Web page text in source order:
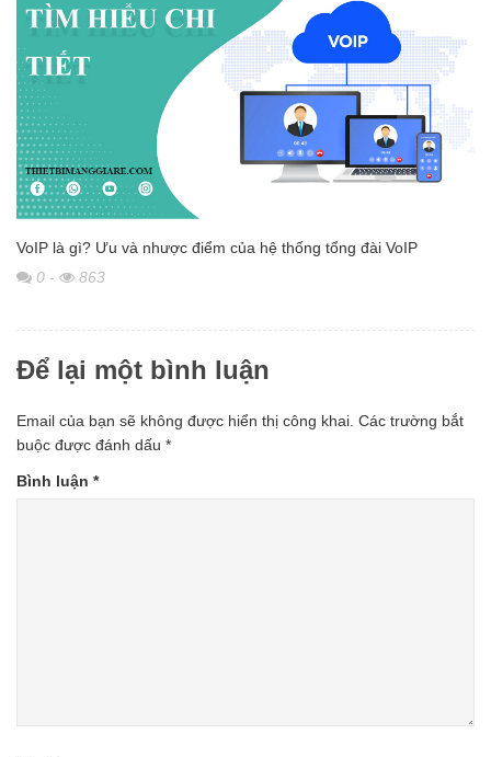
VoIP là gì? Ưu và nhược điểm của hệ thống tổng đài VoIP
0 - 863
Để lại một bình luận
Email của bạn sẽ không được hiển thị công khai. Các trường bắt
buộc được đánh dấu *
Bình luận *